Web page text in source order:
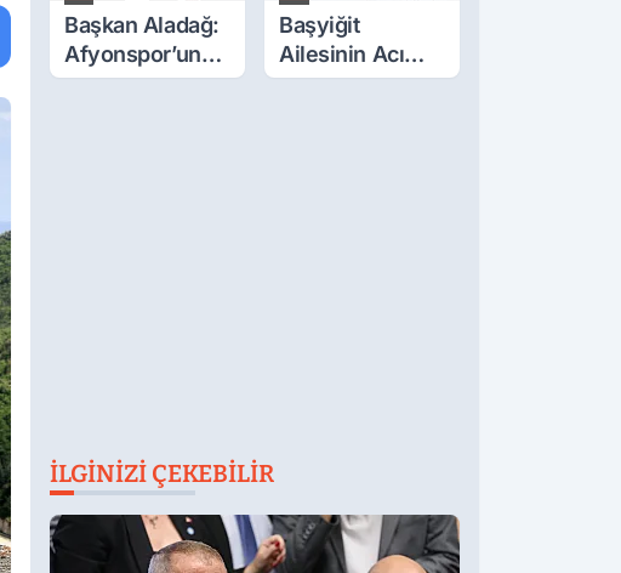
Başkan Aladağ:
Afyonspor’un
Durumu İle İlgili
Başyiğit
Ailesinin Acı
Günü: Ali
İLGINIZI ÇEKEBILIR